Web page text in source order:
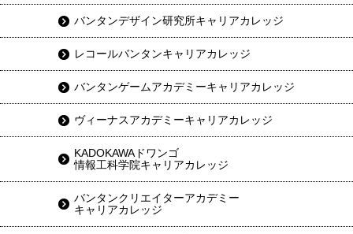
バンタンデザイン研究所キャリアカレッジ
レコールバンタンキャリアカレッジ
バンタンゲームアカデミーキャリアカレッジ
ヴィーナスアカデミーキャリアカレッジ
KADOKAWAドワンゴ
情報工科学院キャリアカレッジ
バンタンクリエイターアカデミー
キャリアカレッジ